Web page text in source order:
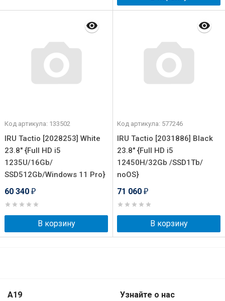
Код артикула: 133502
IRU Tactio [2028253] White
23.8" {Full HD i5
1235U/16Gb/
SSD512Gb/Windows 11 Pro}
60 340 ₽
В корзину
Код артикула: 577246
IRU Tactio [2031886] Black
23.8" {Full HD i5
12450H/32Gb /SSD1Tb/
noOS}
71 060 ₽
В корзину
A19 Узнайте о нас